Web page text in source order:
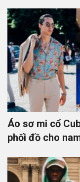
Áo sơ mi cổ
phối đồ cho